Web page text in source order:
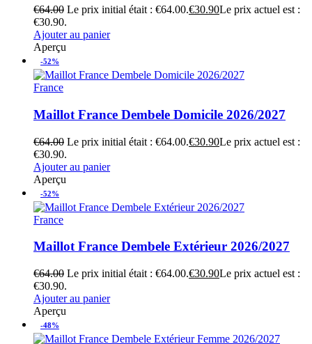
€64.00 Le prix initial était : €64.00.€30.90Le prix actuel est :
€30.90.
Ajouter au panier
Aperçu
-52%
France
Maillot France Dembele Domicile 2026/2027
€64.00 Le prix initial était : €64.00.€30.90Le prix actuel est :
€30.90.
Ajouter au panier
Aperçu
-52%
France
Maillot France Dembele Extérieur 2026/2027
€64.00 Le prix initial était : €64.00.€30.90Le prix actuel est :
€30.90.
Ajouter au panier
Aperçu
-48%